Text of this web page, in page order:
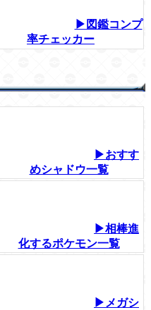
▶図鑑コンプ
率チェッカー
▶おすす
めシャドウ一覧
▶相棒進
化するポケモン一覧
▶メガシ